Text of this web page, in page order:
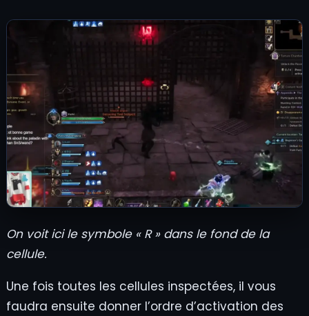
On voit ici le symbole « R » dans le fond de la
cellule.
Une fois toutes les cellules inspectées, il vous
faudra ensuite donner l’ordre d’activation des